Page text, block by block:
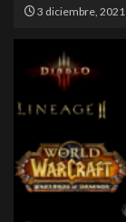
3 diciembre, 2021